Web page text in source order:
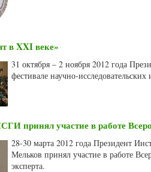
в XXI веке»
31 октября – 2 ноября 2012 года
фестивале научно-
принял участие в работе
28-30 марта 2012 года Президент
Мельков принял участие в работе
эксперта.